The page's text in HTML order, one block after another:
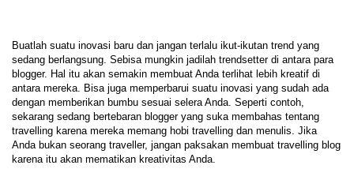
Buatlah suatu inovasi baru dan jangan terlalu ikut-ikutan trend yang
sedang berlangsung. Sebisa mungkin jadilah trendsetter di antara para
blogger. Hal itu akan semakin membuat Anda terlihat lebih kreatif di
antara mereka. Bisa juga memperbarui suatu inovasi yang sudah ada
dengan memberikan bumbu sesuai selera Anda. Seperti contoh,
sekarang sedang bertebaran blogger yang suka membahas tentang
travelling karena mereka memang hobi travelling dan menulis. Jika
Anda bukan seorang traveller, jangan paksakan membuat travelling blog
karena itu akan mematikan kreativitas Anda.